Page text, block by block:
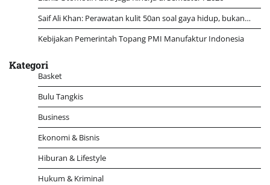
Saif Ali Khan: Perawatan kulit 50an soal gaya hidup, bukan…
Kebijakan Pemerintah Topang PMI Manufaktur Indonesia
Kategori
Basket
Bulu Tangkis
Business
Ekonomi & Bisnis
Hiburan & Lifestyle
Hukum & Kriminal